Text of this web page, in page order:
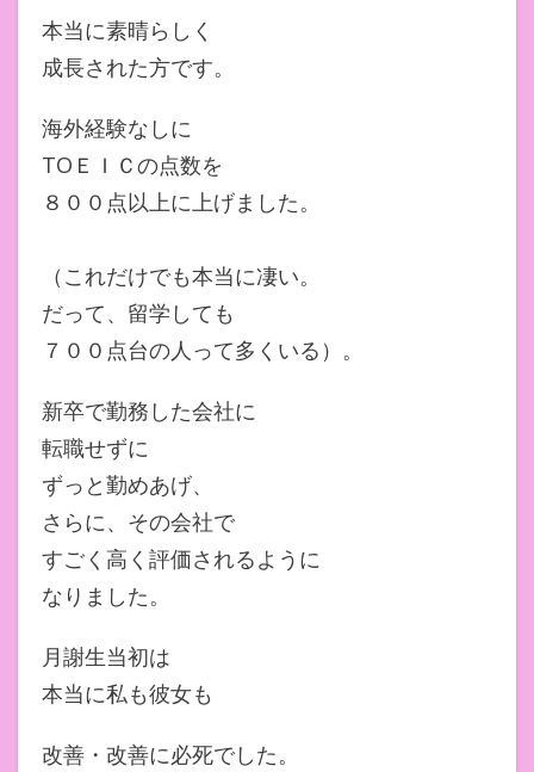
本当に素晴らしく
成長された方です。
海外経験なしに
TOＥＩＣの点数を
８００点以上に上げました。
（これだけでも本当に凄い。
だって、留学しても
７００点台の人って多くいる）。
新卒で勤務した会社に
転職せずに
ずっと勤めあげ、
さらに、その会社で
すごく高く評価されるように
なりました。
月謝生当初は
本当に私も彼女も
改善・改善に必死でした。